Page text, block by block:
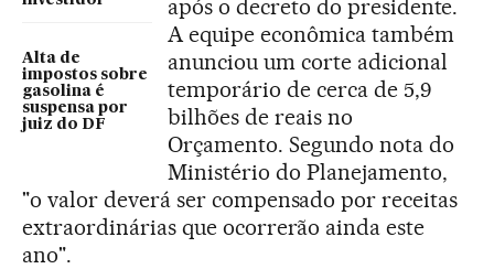
Alta de
impostos sobre
gasolina é
suspensa por
juiz do DF
após o decreto do presidente.
A equipe econômica também
anunciou um corte adicional
temporário de cerca de 5,9
bilhões de reais no
Orçamento. Segundo nota do
Ministério do Planejamento,
"o valor deverá ser compensado por receitas
extraordinárias que ocorrerão ainda este
ano".